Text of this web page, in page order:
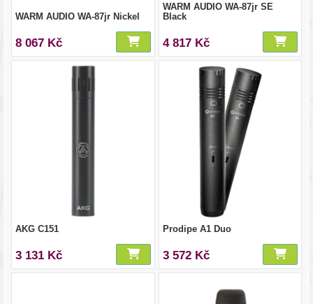
WARM AUDIO WA-87jr Nickel
8 067 Kč
WARM AUDIO WA-87jr SE
Black
4 817 Kč
AKG C151
3 131 Kč
Prodipe A1 Duo
3 572 Kč